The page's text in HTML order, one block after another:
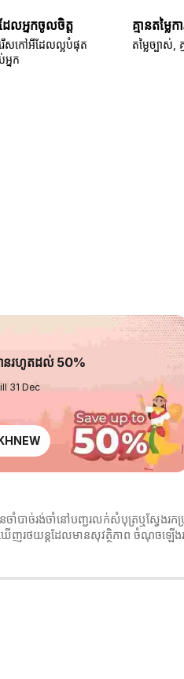
លអ្នកចូលចិត្ត
ើសកៅអីដែលល្អបំផុត
អ្នក
គ្មានតម្លៃ
តម្លៃច្បាស់, គ្
នរហូតដល់ 50%
31 Dec
បាច់រង់ចាំនៅបញ្ជរលក់សំបុត្រឬស្វែង
ងឃើញរថយន្តដែលមានសុវត្ថិភាព ចំណុ